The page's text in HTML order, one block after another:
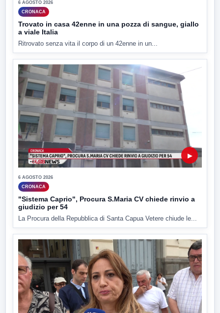
6 AGOSTO 2026
CRONACA
Trovato in casa 42enne in una pozza di sangue, giallo
a viale Italia
Ritrovato senza vita il corpo di un 42enne in un...
▶
6 AGOSTO 2026
CRONACA
"Sistema Caprio", Procura S.Maria CV chiede rinvio a
giudizio per 54
La Procura della Repubblica di Santa Capua Vetere chiude le...